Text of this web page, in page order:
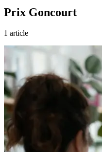
Prix Goncourt
1 article